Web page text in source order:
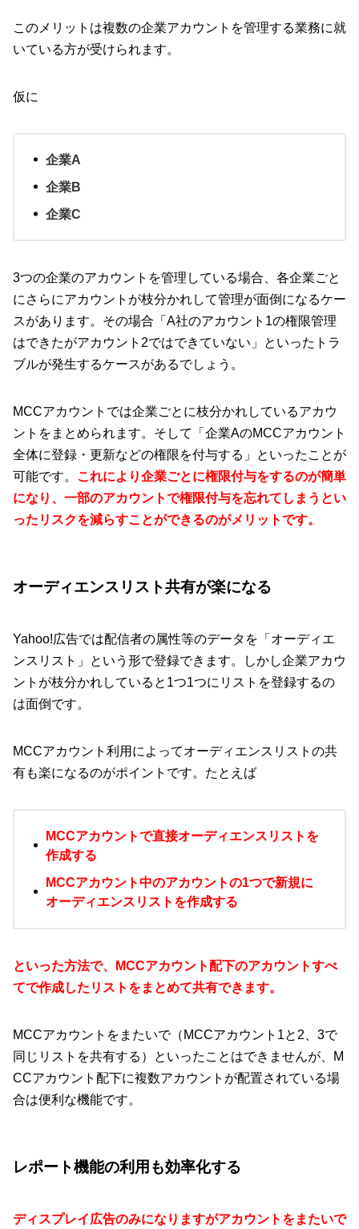
このメリットは複数の企業アカウントを管理する業務に就
いている方が受けられます。
仮に
企業A
企業B
企業C
3つの企業のアカウントを管理している場合、各企業ごと
にさらにアカウントが枝分かれして管理が面倒になるケー
スがあります。その場合「A社のアカウント1の権限管理
はできたがアカウント2ではできていない」といったトラ
ブルが発生するケースがあるでしょう。
MCCアカウントでは企業ごとに枝分かれしているアカウ
ントをまとめられます。そして「企業AのMCCアカウント
全体に登録・更新などの権限を付与する」といったことが
可能です。 これにより企業ごとに権限付与をするのが簡単
になり、一部のアカウントで権限付与を忘れてしまうとい
ったリスクを減らすことができるのがメリットです。
オーディエンスリスト共有が楽になる
Yahoo!広告では配信者の属性等のデータを「オーディエ
ンスリスト」という形で登録できます。しかし企業アカウ
ントが枝分かれしていると1つ1つにリストを登録するの
は面倒です。
MCCアカウント利用によってオーディエンスリストの共
有も楽になるのがポイントです。たとえば
MCCアカウントで直接オーディエンスリストを
作成する
MCCアカウント中のアカウントの1つで新規に
オーディエンスリストを作成する
といった方法で、MCCアカウント配下のアカウントすべ
てで作成したリストをまとめて共有できます。
MCCアカウントをまたいで（MCCアカウント1と2、3で
同じリストを共有する）といったことはできませんが、M
CCアカウント配下に複数アカウントが配置されている場
合は便利な機能です。
レポート機能の利用も効率化する
ディスプレイ広告のみになりますがアカウントをまたいで